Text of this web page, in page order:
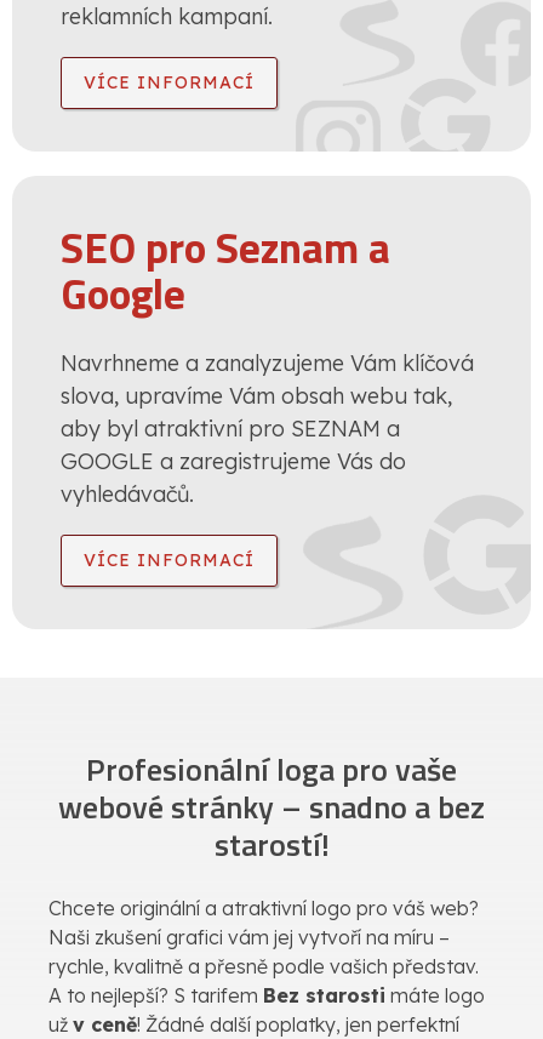
reklamních kampaní.
VÍCE INFORMACÍ
SEO pro Seznam a
Google
Navrhneme a zanalyzujeme Vám klíčová
slova, upravíme Vám obsah webu tak,
aby byl atraktivní pro SEZNAM a
GOOGLE a zaregistrujeme Vás do
vyhledávačů.
VÍCE INFORMACÍ
Profesionální loga pro vaše
webové stránky – snadno a bez
starostí!
Chcete originální a atraktivní logo pro váš web?
Naši zkušení grafici vám jej vytvoří na míru –
rychle, kvalitně a přesně podle vašich představ.
A to nejlepší? S tarifem Bez starosti máte logo
už v ceně! Žádné další poplatky, jen perfektní